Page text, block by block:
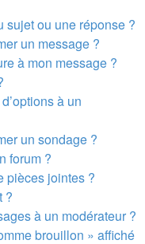
sujet ou une réponse ?
un message ?
à mon message ?
à un
un sondage ?
forum ?
pièces jointes ?
?
à un modérateur ?
brouillon » affiché